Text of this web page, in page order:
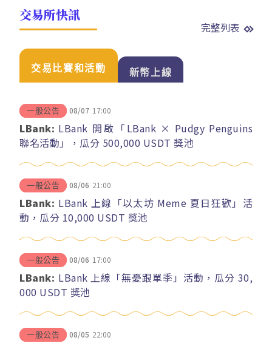
交易所快訊
完整列表
交易比賽和活動 新幣上線
一般公告 08/07 17:00
LBank: LBank 開啟「LBank × Pudgy Penguins
聯名活動」，瓜分 500,000 USDT 獎池
一般公告 08/06 21:00
LBank: LBank 上線「以太坊 Meme 夏日狂歡」活
動，瓜分 10,000 USDT 獎池
一般公告 08/06 17:00
LBank: LBank 上線「無憂跟單季」活動，瓜分 30,
000 USDT 獎池
一般公告 08/05 22:00